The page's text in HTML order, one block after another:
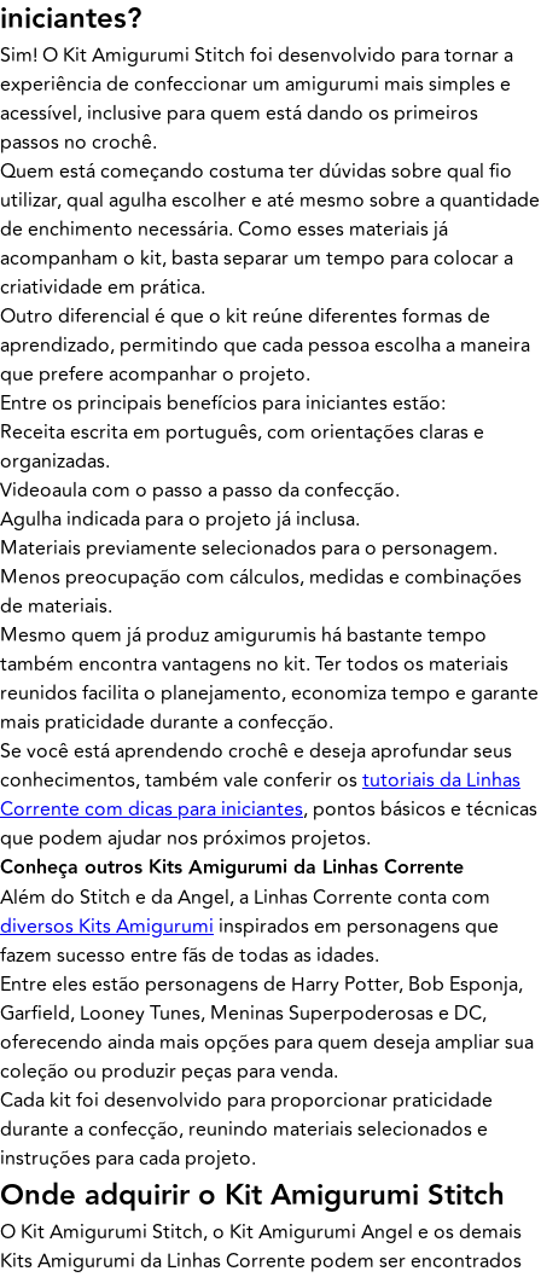
iniciantes?
Sim! O Kit Amigurumi Stitch foi desenvolvido para tornar a
experiência de confeccionar um amigurumi mais simples e
acessível, inclusive para quem está dando os primeiros
passos no crochê.
Quem está começando costuma ter dúvidas sobre qual fio
utilizar, qual agulha escolher e até mesmo sobre a quantidade
de enchimento necessária. Como esses materiais já
acompanham o kit, basta separar um tempo para colocar a
criatividade em prática.
Outro diferencial é que o kit reúne diferentes formas de
aprendizado, permitindo que cada pessoa escolha a maneira
que prefere acompanhar o projeto.
Entre os principais benefícios para iniciantes estão:
Receita escrita em português, com orientações claras e
organizadas.
Videoaula com o passo a passo da confecção.
Agulha indicada para o projeto já inclusa.
Materiais previamente selecionados para o personagem.
Menos preocupação com cálculos, medidas e combinações
de materiais.
Mesmo quem já produz amigurumis há bastante tempo
também encontra vantagens no kit. Ter todos os materiais
reunidos facilita o planejamento, economiza tempo e garante
mais praticidade durante a confecção.
Se você está aprendendo crochê e deseja aprofundar seus
conhecimentos, também vale conferir ostutoriais da Linhas
Corrente com dicas para iniciantes, pontos básicos e técnicas
que podem ajudar nos próximos projetos.
Conheça outros Kits Amigurumi da Linhas Corrente
Além do Stitch e da Angel, a Linhas Corrente conta com
diversos Kits Amigurumi inspirados em personagens que
fazem sucesso entre fãs de todas as idades.
Entre eles estão personagens de Harry Potter, Bob Esponja,
Garfield, Looney Tunes, Meninas Superpoderosas e DC,
oferecendo ainda mais opções para quem deseja ampliar sua
coleção ou produzir peças para venda.
Cada kit foi desenvolvido para proporcionar praticidade
durante a confecção, reunindo materiais selecionados e
instruções para cada projeto.
Onde adquirir o Kit Amigurumi Stitch
O Kit Amigurumi Stitch, o Kit Amigurumi Angel e os demais
Kits Amigurumi da Linhas Corrente podem ser encontrados